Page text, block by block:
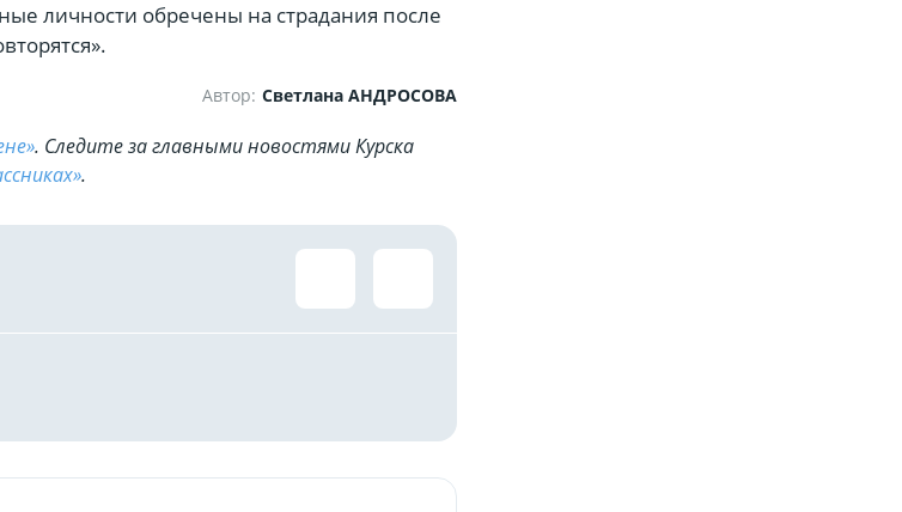
личности обречены на страдания после
Автор: Светлана АНДРОСОВА
. Cледите за главными новостями Курска
.